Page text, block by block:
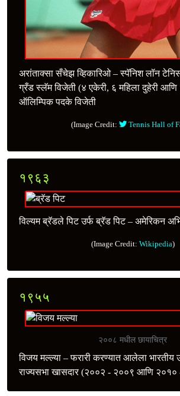
अरांताक्सा सँचेझ व्हिकारिओ – स्पॅनिश लॉन
ग्रँड स्लॅम विजेती (४ एकेरी, ६ महिला दुहेरी आणि
ऑलिम्पिक पदके विजेती
(Image Credit: Tennis Hall of
१९६३
विल्यम ब्रॅडले पिट उर्फ ब्रॅड पिट – अमेरिकन
(Image Credit: Wikipedia)
१९५५
२००८ मधील छायाचित्र
विजय मल्ल्या – फरारी करण्यात आलेला भारतीय
राज्यसभा खासदार (२००२ - २००९ आणि